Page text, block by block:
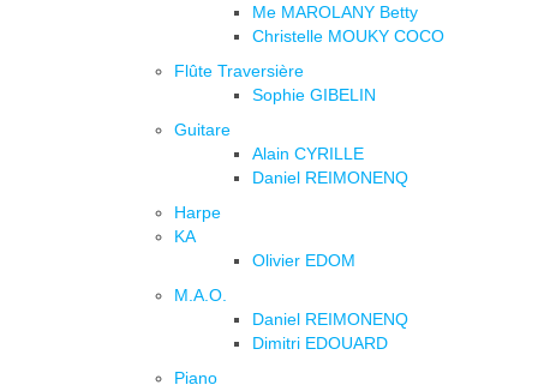
Me MAROLANY Betty
Christelle MOUKY COCO
Flûte Traversière
Sophie GIBELIN
Guitare
Alain CYRILLE
Daniel REIMONENQ
Harpe
KA
Olivier EDOM
M.A.O.
Daniel REIMONENQ
Dimitri EDOUARD
Piano